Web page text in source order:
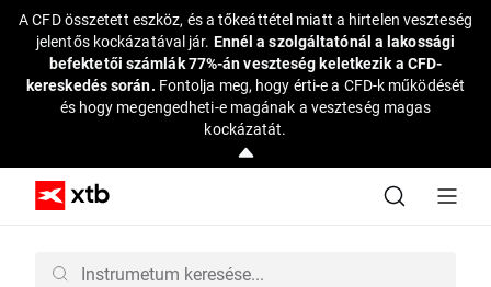
A CFD összetett eszköz, és a tőkeáttétel miatt a hirtelen veszteség
jelentős kockázatával jár. Ennél a szolgáltatónál a lakossági
befektetői számlák 77%-án veszteség keletkezik a CFD-
kereskedés során. Fontolja meg, hogy érti-e a CFD-k működését
és hogy megengedheti-e magának a veszteség magas
kockázatát.